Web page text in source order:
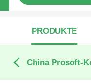
PRODUKTE
China Prosoft-